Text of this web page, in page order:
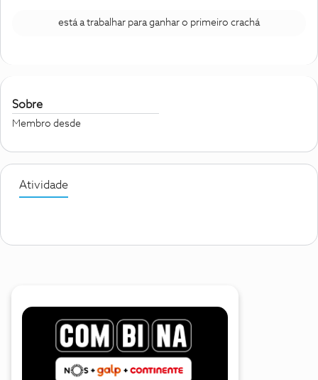
está a trabalhar para ganhar o primeiro crachá
Sobre
Membro desde
Atividade